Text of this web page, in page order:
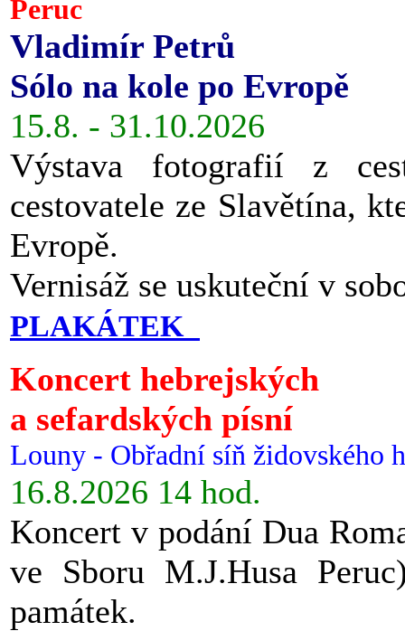
Peruc
Vladimír Petrů
Sólo na kole po Evropě
15.8. - 31.10.2026
Výstava fotografií z
cestovatele ze Slavětína,
Evropě.
Vernisáž se uskuteční v
PLAKÁTEK
Koncert hebrejských
a sefardských písní
Louny - Obřadní síň židovského
16.8.2026 14 hod.
Koncert v podání Dua
ve Sboru M.J.Husa
památek.